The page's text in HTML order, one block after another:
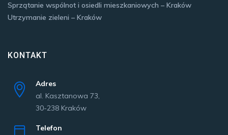
Sprzątanie wspólnot i osiedli mieszkaniowych – Kraków
Utrzymanie zieleni – Kraków
KONTAKT
Adres
al. Kasztanowa 73,
30-238 Kraków
Telefon